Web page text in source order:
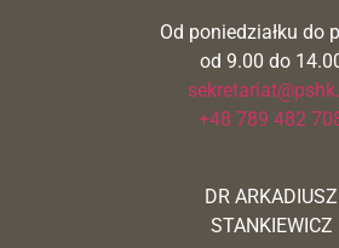
Od poniedziałku do
od 9.00 do
+48 789 482
DR ARKADIUSZ
STANKIEWICZ